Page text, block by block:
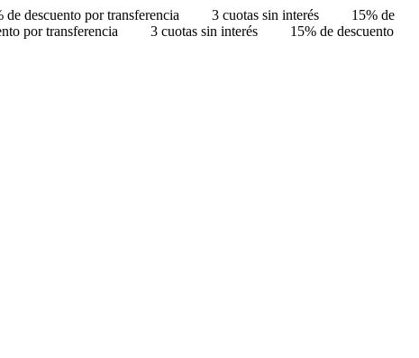
de descuento por transferencia 3 cuotas sin interés
15% de
por transferencia 3 cuotas sin interés
15% de descuento